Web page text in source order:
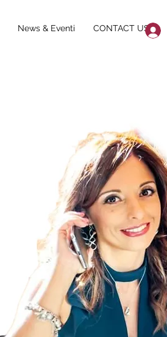
News & Eventi CONTACT US